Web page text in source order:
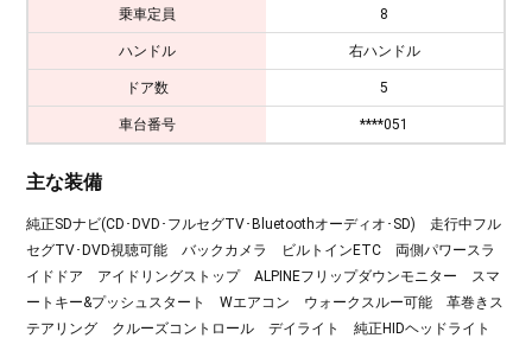
乗車定員 8
ハンドル 右ハンドル
ドア数 5
車台番号 ****051
主な装備
純正SDナビ(CD･DVD･フルセグTV･Bluetoothオーディオ･SD) 走行中フル
セグTV･DVD視聴可能 バックカメラ ビルトインETC 両側パワースラ
イドドア アイドリングストップ ALPINEフリップダウンモニター スマ
ートキー&プッシュスタート Wエアコン ウォークスルー可能 革巻きス
テアリング クルーズコントロール デイライト 純正HIDヘッドライト